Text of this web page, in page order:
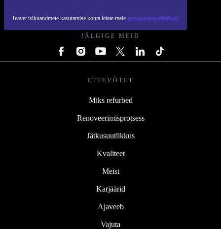
Teavet isikuandmete kasutamise kohta leiate meie privaatsuspoliitikast
JÄLGIGE MEID
ETTEVÕTET
Miks refurbed
Renoveerimisprotsess
Jätkusuutlikkus
Kvaliteet
Meist
Karjäärid
Ajaveeb
Vajuta